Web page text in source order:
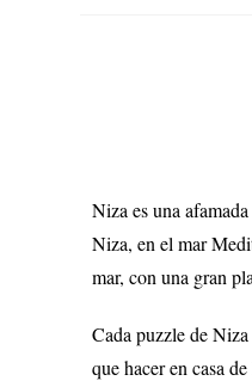
Niza es una
Niza, en el mar
mar, con una gran
Cada puzzle de
que hacer en casa